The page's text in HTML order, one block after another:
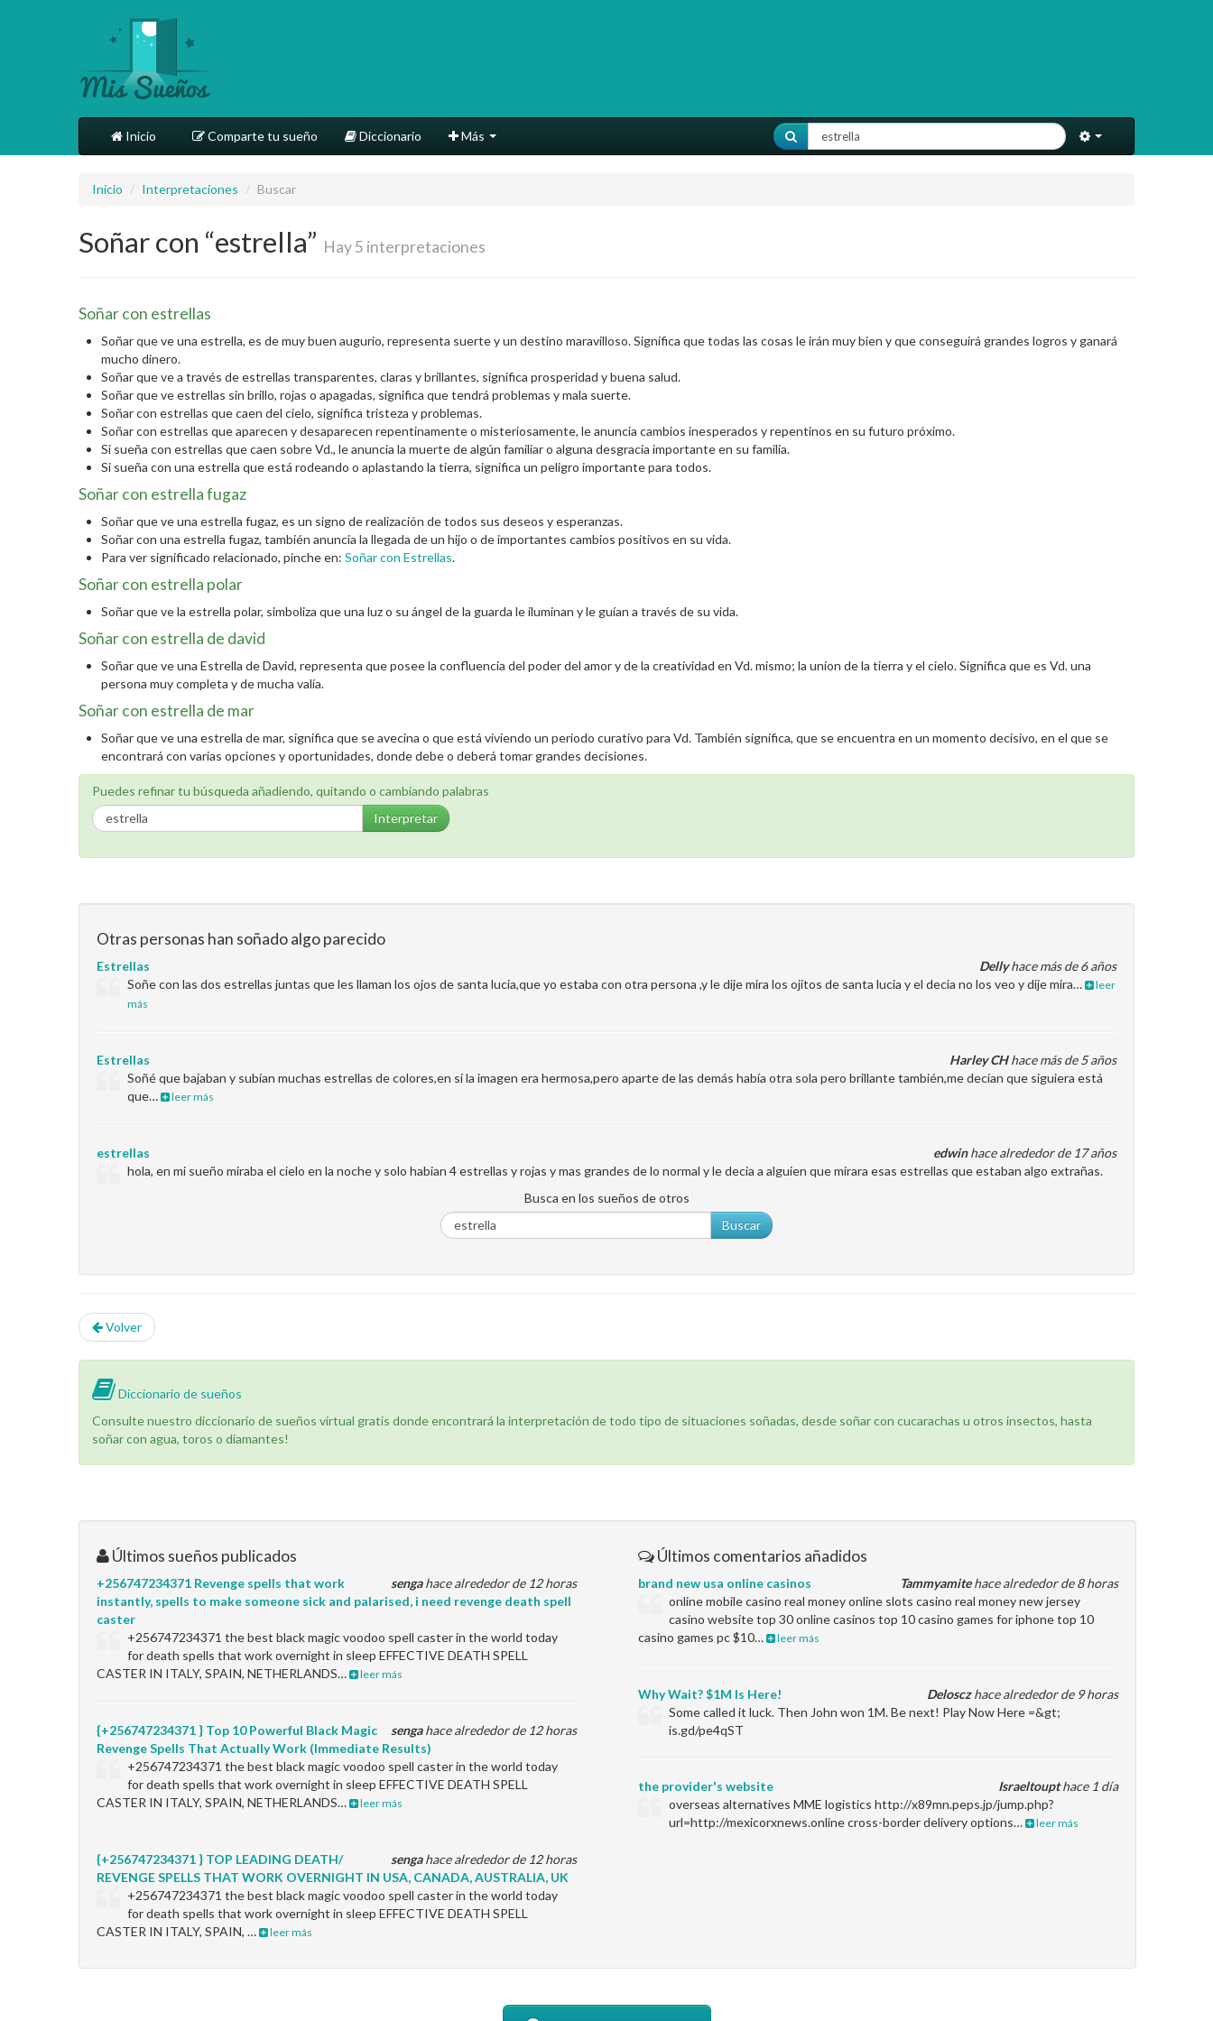
Inicio Comparte tu sueño Diccionario Más
Inicio / Interpretaciones / Buscar
Soñar con “estrella” Hay 5 interpretaciones
Soñar con estrellas
Soñar que ve una estrella, es de muy buen augurio, representa suerte y un destino maravilloso. Significa que todas las cosas le irán muy bien y que conseguirá grandes logros y ganará
mucho dinero.
Soñar que ve a través de estrellas transparentes, claras y brillantes, significa prosperidad y buena salud.
Soñar que ve estrellas sin brillo, rojas o apagadas, significa que tendrá problemas y mala suerte.
Soñar con estrellas que caen del cielo, significa tristeza y problemas.
Soñar con estrellas que aparecen y desaparecen repentinamente o misteriosamente, le anuncia cambios inesperados y repentinos en su futuro próximo.
Si sueña con estrellas que caen sobre Vd., le anuncia la muerte de algún familiar o alguna desgracia importante en su familia.
Si sueña con una estrella que está rodeando o aplastando la tierra, significa un peligro importante para todos.
Soñar con estrella fugaz
Soñar que ve una estrella fugaz, es un signo de realización de todos sus deseos y esperanzas.
Soñar con una estrella fugaz, también anuncia la llegada de un hijo o de importantes cambios positivos en su vida.
Para ver significado relacionado, pinche en: Soñar con Estrellas.
Soñar con estrella polar
Soñar que ve la estrella polar, simboliza que una luz o su ángel de la guarda le iluminan y le guían a través de su vida.
Soñar con estrella de david
Soñar que ve una Estrella de David, representa que posee la confluencia del poder del amor y de la creatividad en Vd. mismo; la union de la tierra y el cielo. Significa que es Vd. una
persona muy completa y de mucha valía.
Soñar con estrella de mar
Soñar que ve una estrella de mar, significa que se avecina o que está viviendo un periodo curativo para Vd. También significa, que se encuentra en un momento decisivo, en el que se
encontrará con varias opciones y oportunidades, donde debe o deberá tomar grandes decisiones.
Puedes refinar tu búsqueda añadiendo, quitando o cambiando palabras
Interpretar
Otras personas han soñado algo parecido
Dellyhace más de 6 años
Estrellas
Soñe con las dos estrellas juntas que les llaman los ojos de santa lucia,que yo estaba con otra persona ,y le dije mira los ojitos de santa lucia y el decia no los veo y dije mira…
leer
más
Harley CHhace más de 5 años
Estrellas
Soñé que bajaban y subían muchas estrellas de colores,en si la imagen era hermosa,pero aparte de las demás había otra sola pero brillante también,me decían que siguiera está
que…
leer más
edwinhace alrededor de 17 años
estrellas
hola, en mi sueño miraba el cielo en la noche y solo habian 4 estrellas y rojas y mas grandes de lo normal y le decia a alguien que mirara esas estrellas que estaban algo extrañas.
Busca en los sueños de otros
Buscar
Volver
Diccionario de sueños
Consulte nuestro diccionario de sueños virtual gratis donde encontrará la interpretación de todo tipo de situaciones soñadas, desde soñar con cucarachas u otros insectos, hasta
soñar con agua, toros o diamantes!
Últimos sueños publicados
sengahace alrededor de 12 horas
+256747234371 Revenge spells that work
instantly, spells to make someone sick and palarised, i need revenge death spell
caster
+256747234371 the best black magic voodoo spell caster in the world today
for death spells that work overnight in sleep EFFECTIVE DEATH SPELL
CASTER IN ITALY, SPAIN, NETHERLANDS…
leer más
sengahace alrededor de 12 horas
{+256747234371 } Top 10 Powerful Black Magic
Revenge Spells That Actually Work (Immediate Results)
+256747234371 the best black magic voodoo spell caster in the world today
for death spells that work overnight in sleep EFFECTIVE DEATH SPELL
CASTER IN ITALY, SPAIN, NETHERLANDS…
leer más
sengahace alrededor de 12 horas
{+256747234371 } TOP LEADING DEATH/
REVENGE SPELLS THAT WORK OVERNIGHT IN USA, CANADA, AUSTRALIA, UK
+256747234371 the best black magic voodoo spell caster in the world today
for death spells that work overnight in sleep EFFECTIVE DEATH SPELL
CASTER IN ITALY, SPAIN, …
leer más
Últimos comentarios añadidos
Tammyamitehace alrededor de 8 horas
brand new usa online casinos
online mobile casino real money online slots casino real money new jersey
casino website top 30 online casinos top 10 casino games for iphone top 10
casino games pc $10…
leer más
Delosczhace alrededor de 9 horas
Why Wait? $1M Is Here!
Some called it luck. Then John won 1M. Be next! Play Now Here =&gt;
is.gd/pe4qST
Israeltoupthace 1 día
the provider's website
overseas alternatives MME logistics http://x89mn.peps.jp/jump.php?
url=http://mexicorxnews.online cross-border delivery options…
leer más